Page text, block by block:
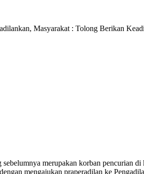
Masyarakat : Tolong Berikan
merupakan korban pencurian
mengajukan praperadilan ke